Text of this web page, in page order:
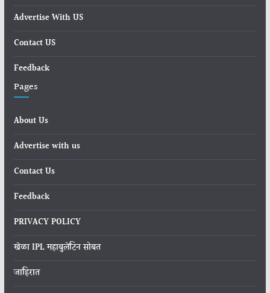
Advertise With US
Contact US
Feedback
Pages
About Us
Advertise with us
Contact Us
Feedback
PRIVACY POLICY
खेळा IPL महाबुलेटिन सोबत
जाहिरात